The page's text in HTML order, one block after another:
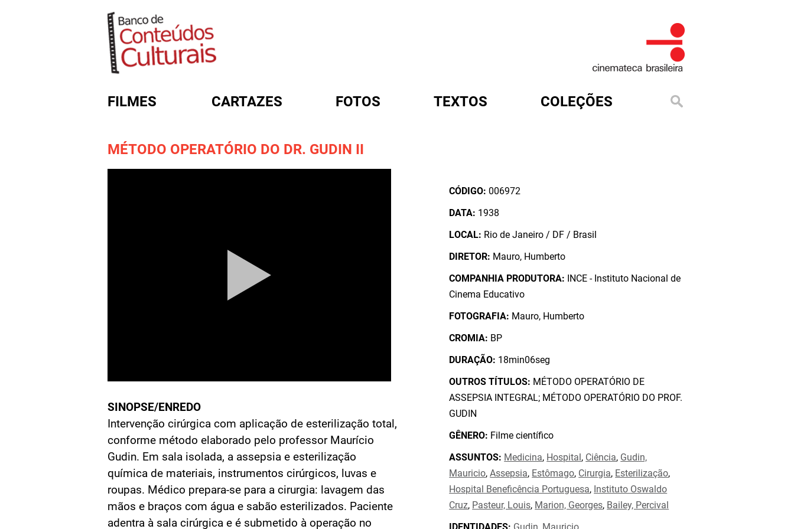
FILMES CARTAZES FOTOS TEXTOS COLEÇÕES
MÉTODO OPERATÓRIO DO DR. GUDIN II
SINOPSE/ENREDO
Intervenção cirúrgica com aplicação de esterilização total,
conforme método elaborado pelo professor Maurício
Gudin. Em sala isolada, a assepsia e esterilização
química de materiais, instrumentos cirúrgicos, luvas e
roupas. Médico prepara-se para a cirurgia: lavagem das
mãos e braços com água e sabão esterilizados. Paciente
adentra à sala cirúrgica e é submetido à operação no
CÓDIGO: 006972
DATA: 1938
LOCAL: Rio de Janeiro / DF / Brasil
DIRETOR: Mauro, Humberto
COMPANHIA PRODUTORA: INCE - Instituto Nacional de
Cinema Educativo
FOTOGRAFIA: Mauro, Humberto
CROMIA: BP
DURAÇÃO: 18min06seg
OUTROS TÍTULOS: MÉTODO OPERATÓRIO DE
ASSEPSIA INTEGRAL; MÉTODO OPERATÓRIO DO PROF.
GUDIN
GÊNERO: Filme científico
ASSUNTOS: Medicina, Hospital, Ciência, Gudin,
Mauricio,Assepsia, Estômago, Cirurgia, Esterilização,
Hospital Beneficência Portuguesa, Instituto Oswaldo
Cruz, Pasteur, Louis, Marion, Georges, Bailey, Percival